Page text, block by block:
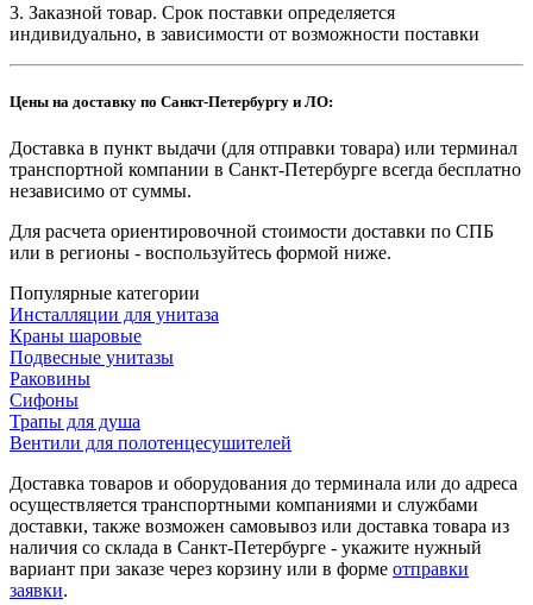
3. Заказной товар. Срок поставки определяется
индивидуально, в зависимости от возможности поставки
Цены на доставку по Санкт-Петербургу и ЛО:
Доставка в пункт выдачи (для отправки товара) или терминал
транспортной компании в Санкт-Петербурге всегда бесплатно
независимо от суммы.
Для расчета ориентировочной стоимости доставки по СПБ
или в регионы - воспользуйтесь формой ниже.
Популярные категории
Инсталляции для унитаза
Краны шаровые
Подвесные унитазы
Раковины
Сифоны
Трапы для душа
Вентили для полотенцесушителей
Доставка товаров и оборудования до терминала или до адреса
осуществляется транспортными компаниями и службами
доставки, также возможен самовывоз или доставка товара из
наличия со склада в Санкт-Петербурге - укажите нужный
вариант при заказе через корзину или в форме отправки
заявки.